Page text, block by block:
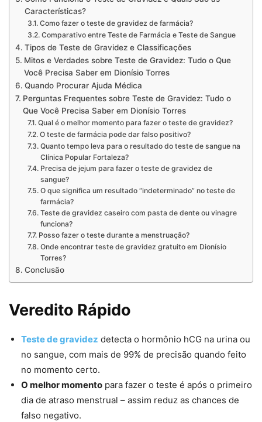
Características?
Como fazer o teste de gravidez de farmácia?
Comparativo entre Teste de Farmácia e Teste de Sangue
Tipos de Teste de Gravidez e Classificações
Mitos e Verdades sobre Teste de Gravidez: Tudo o Que
Você Precisa Saber em Dionísio Torres
Quando Procurar Ajuda Médica
Perguntas Frequentes sobre Teste de Gravidez: Tudo o
Que Você Precisa Saber em Dionísio Torres
Qual é o melhor momento para fazer o teste de gravidez?
O teste de farmácia pode dar falso positivo?
Quanto tempo leva para o resultado do teste de sangue na
Clínica Popular Fortaleza?
Precisa de jejum para fazer o teste de gravidez de
sangue?
O que significa um resultado “indeterminado” no teste de
farmácia?
Teste de gravidez caseiro com pasta de dente ou vinagre
funciona?
Posso fazer o teste durante a menstruação?
Onde encontrar teste de gravidez gratuito em Dionísio
Torres?
Conclusão
Veredito Rápido
Teste de gravidez detecta o hormônio hCG na urina ou
no sangue, com mais de 99% de precisão quando feito
no momento certo.
O melhor momento para fazer o teste é após o primeiro
dia de atraso menstrual – assim reduz as chances de
falso negativo.